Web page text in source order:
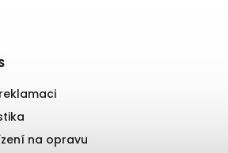
na opravu